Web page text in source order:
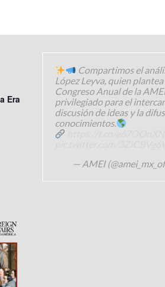
Era
Compartimos el
López Leyva, quien
Congreso Anual de la
privilegiado para el
discusión de ideas y la
conocimientos.
— AMEI